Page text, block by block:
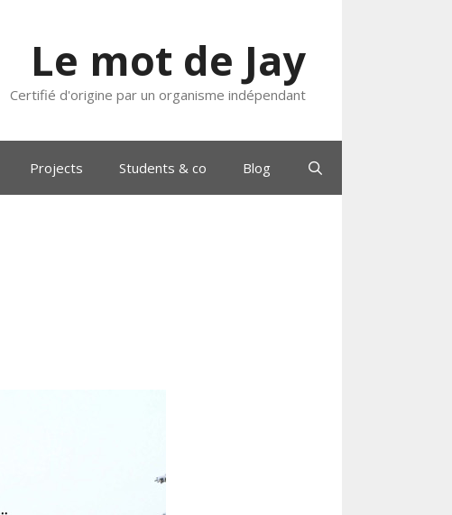
Le mot de Jay
Certifié d'origine par un organisme indépendant
Projects Students & co Blog